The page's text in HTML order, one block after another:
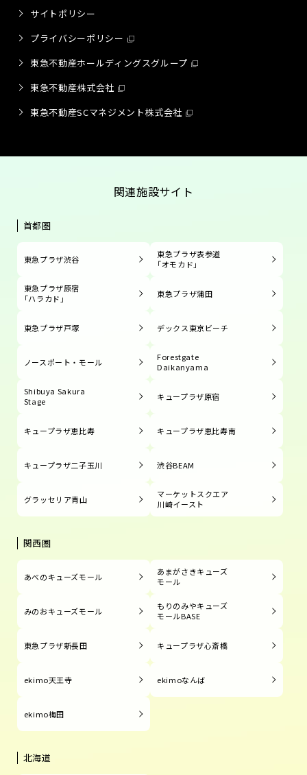
サイトポリシー
プライバシーポリシー
東急不動産ホールディングスグループ
東急不動産株式会社
東急不動産SCマネジメント株式会社
関連施設サイト
首都圏
東急プラザ渋谷
東急プラザ表参道
「オモカド」
東急プラザ原宿
「ハラカド」
東急プラザ蒲田
東急プラザ戸塚 デックス東京ビーチ
ノースポート・モール
Forestgate
Daikanyama
Shibuya Sakura
Stage
キュープラザ原宿
キュープラザ恵比寿 キュープラザ恵比寿南
キュープラザ二子玉川 渋谷BEAM
グラッセリア青山
マーケットスクエア
川崎イースト
関西圏
あべのキューズモール
あまがさきキューズ
モール
みのおキューズモール
もりのみやキューズ
モールBASE
東急プラザ新長田 キュープラザ心斎橋
ekimo天王寺 ekimoなんば
ekimo梅田
北海道